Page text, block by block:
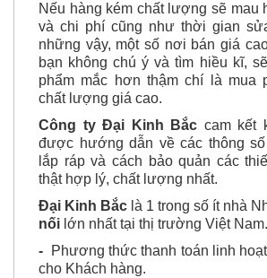
Nếu hàng kém chất lượng sẽ mau
và chi phí cũng như thời gian
những vậy, một số nơi bán giá
bạn không chú ý và tìm hiều kĩ,
phẩm mắc hơn thậm chí là mua
chất lượng giá cao.
Công ty Đại Kinh Bắc cam kết
được hướng dẫn về các thông số
lắp ráp và cách bảo quản các
thật hợp lý, chất lượng nhất.
Đại Kinh Bắc là 1 trong số ít nhà
nối lớn nhất tại thị trường Việt Nam.
-
Phương thức thanh toán linh
cho Khách hàng.